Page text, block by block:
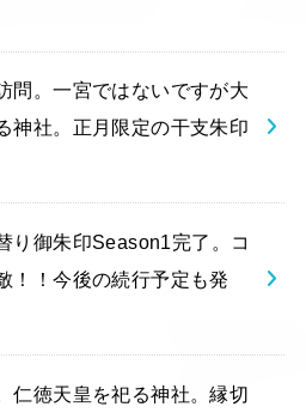
問。一宮ではないですが大
神社。正月限定の干支朱印
り御朱印Season1完了。コ
！！今後の続行予定も発
仁徳天皇を祀る神社。縁切